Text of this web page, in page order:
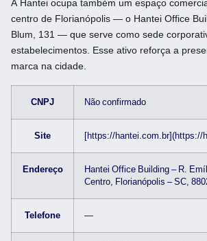
A Hantei ocupa também um espaço
centro de Florianópolis — o Hantei Office
Blum, 131 — que serve como sede
estabelecimentos. Esse ativo reforça a
marca na cidade.
CNPJ Não confirmado
Site [https://hantei.com.br](https://
Endereço
Hantei Office Building – R.
Centro, Florianópolis – SC,
Telefone —